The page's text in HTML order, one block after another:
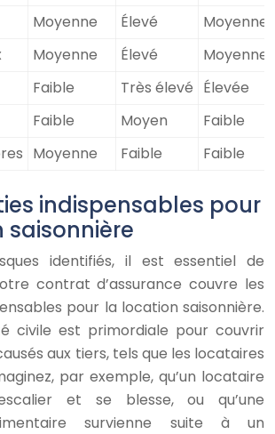
Moyenne Élevé
Moyenne
Moyenne Élevé
Moyenne
Faible Très élevé Élevée
Faible Moyen
Faible
Moyenne Faible Faible
indispensables pour
identifiés, il est essentiel de
contrat d’assurance couvre les
pour la location saisonnière.
civile est primordiale pour couvrir
aux tiers, tels que les locataires
par exemple, qu’un locataire
et se blesse, ou qu’une
survienne suite à un